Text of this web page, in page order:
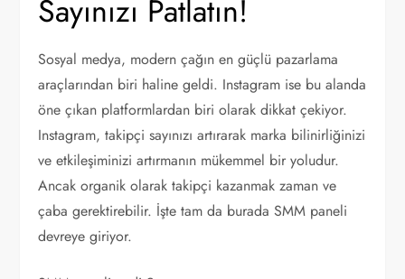
Sayınızı Patlatın!
Sosyal medya, modern çağın en güçlü pazarlama
araçlarından biri haline geldi. Instagram ise bu alanda
öne çıkan platformlardan biri olarak dikkat çekiyor.
Instagram, takipçi sayınızı artırarak marka bilinirliğinizi
ve etkileşiminizi artırmanın mükemmel bir yoludur.
Ancak organik olarak takipçi kazanmak zaman ve
çaba gerektirebilir. İşte tam da burada SMM paneli
devreye giriyor.